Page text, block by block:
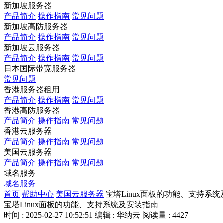
新加坡服务器
产品简介 操作指南 常见问题
新加坡高防服务器
产品简介 操作指南 常见问题
新加坡云服务器
产品简介 操作指南 常见问题
日本国际带宽服务器
常见问题
香港服务器租用
产品简介 操作指南 常见问题
香港高防服务器
产品简介 操作指南 常见问题
香港云服务器
产品简介 操作指南 常见问题
美国云服务器
产品简介 操作指南 常见问题
域名服务
域名服务
首页 帮助中心 美国云服务器 宝塔Linux面板的功能、支持系统
宝塔Linux面板的功能、支持系统及安装指南
时间 : 2025-02-27 10:52:51 编辑 : 华纳云 阅读量 : 4427